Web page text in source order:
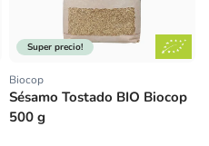
Super precio!
Proveedor:
Biocop
Sésamo Tostado BIO Biocop
500 g